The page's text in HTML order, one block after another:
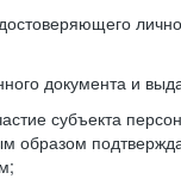
документа и
субъекта
образом